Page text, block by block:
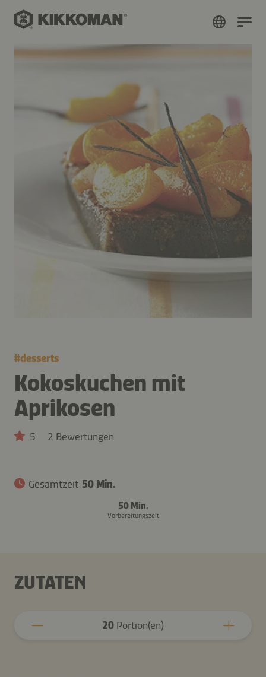
#desserts
Kokoskuchen mit
Aprikosen
5 2 Bewertungen
Gesamtzeit 50 Min.
50 Min.
Vorbereitungszeit
ZUTATEN
20 Portion(en)